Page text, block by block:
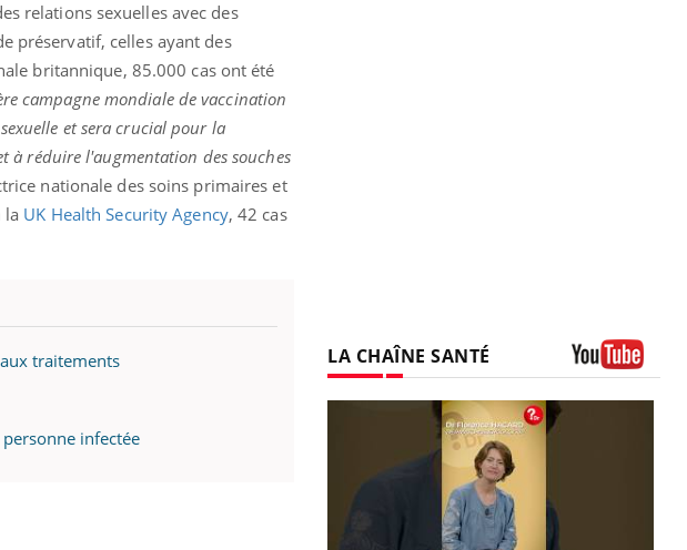
relations sexuelles avec des
préservatif, celles ayant des
britannique, 85.000 cas ont été
campagne mondiale de vaccination
et sera crucial pour la
réduire l'augmentation des souches
nationale des soins primaires et
la UK Health Security Agency, 42 cas
traitements
infectée
LA CHAÎNE SANTÉ